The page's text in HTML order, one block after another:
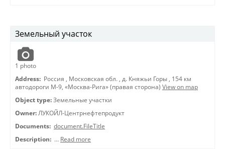
Земельный участок
1 photo
Address: Россия , Московская обл. , д. Княжьи Горы , 154 км
автодороги М-9, «Москва-Рига» (правая сторона) View on map
Object type: Земельные участки
Owner: ЛУКОЙЛ-Центрнефтепродукт
Documents: document.FileTitle
Description: … Read more